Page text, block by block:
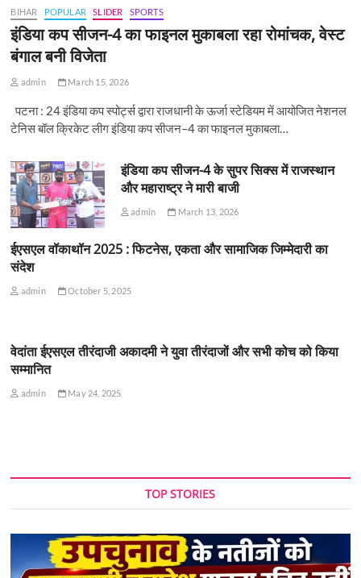
BIHAR POPULAR SLIDER SPORTS
इंडिया कप सीजन-4 का फाइनल मुकाबला रहा रोमांचक, वेस्ट
बंगाल बनी विजेता
admin March 15, 2026
पटना : 24 इंडिया कप स्पोर्ट्स द्वारा राजधानी के ऊर्जा स्टेडियम में आयोजित नेशनल
टेनिस बॉल क्रिकेट लीग इंडिया कप सीजन–4 का फाइनल मुकाबला…
इंडिया कप सीजन-4 के सुपर सिक्स में राजस्थान
और महाराष्ट्र ने मारी बाजी
admin March 13, 2026
ईएसएल वॉकाथॉन 2025 : फिटनेस, एकता और सामाजिक जिम्मेदारी का
संदेश
admin October 5, 2025
वेदांता ईएसएल तीरंदाजी अकादमी ने युवा तीरंदाजों और सभी कोच को किया
सम्मानित
admin May 24, 2025
TOP STORIES